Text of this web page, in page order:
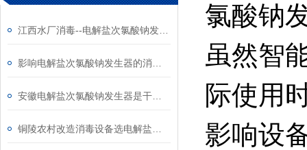
氯酸钠
虽然智
际使用
影响设